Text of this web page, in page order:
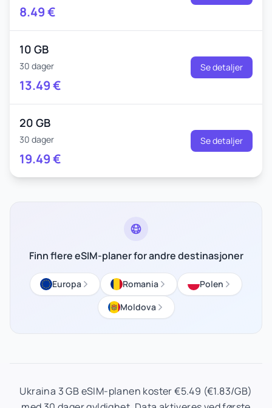
8.49€
10 GB
30 dager
13.49€
Se detaljer
20 GB
30 dager
19.49€
Se detaljer
Finn flere eSIM-planer for andre destinasjoner
Europa Romania
Polen
Moldova
Ukraina 3 GB eSIM-planen koster €5.49 (€1.83/GB)